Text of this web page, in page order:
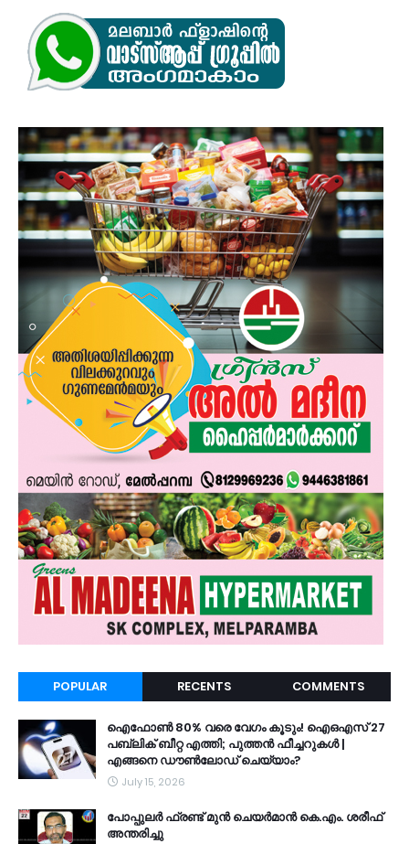
POPULAR RECENTS COMMENTS
ഐഫോൺ 80% വരെ വേഗം കൂടും! ഐഒഎസ് 27
പബ്ലിക് ബീറ്റ എത്തി; പുത്തൻ ഫീച്ചറുകൾ |
എങ്ങനെ ഡൗൺലോഡ് ചെയ്യാം?
July 15, 2026
പോപ്പുലർ ഫ്രണ്ട്​ മുൻ ചെയർമാൻ കെ.എം. ശരീഫ്​
അന്തരിച്ചു